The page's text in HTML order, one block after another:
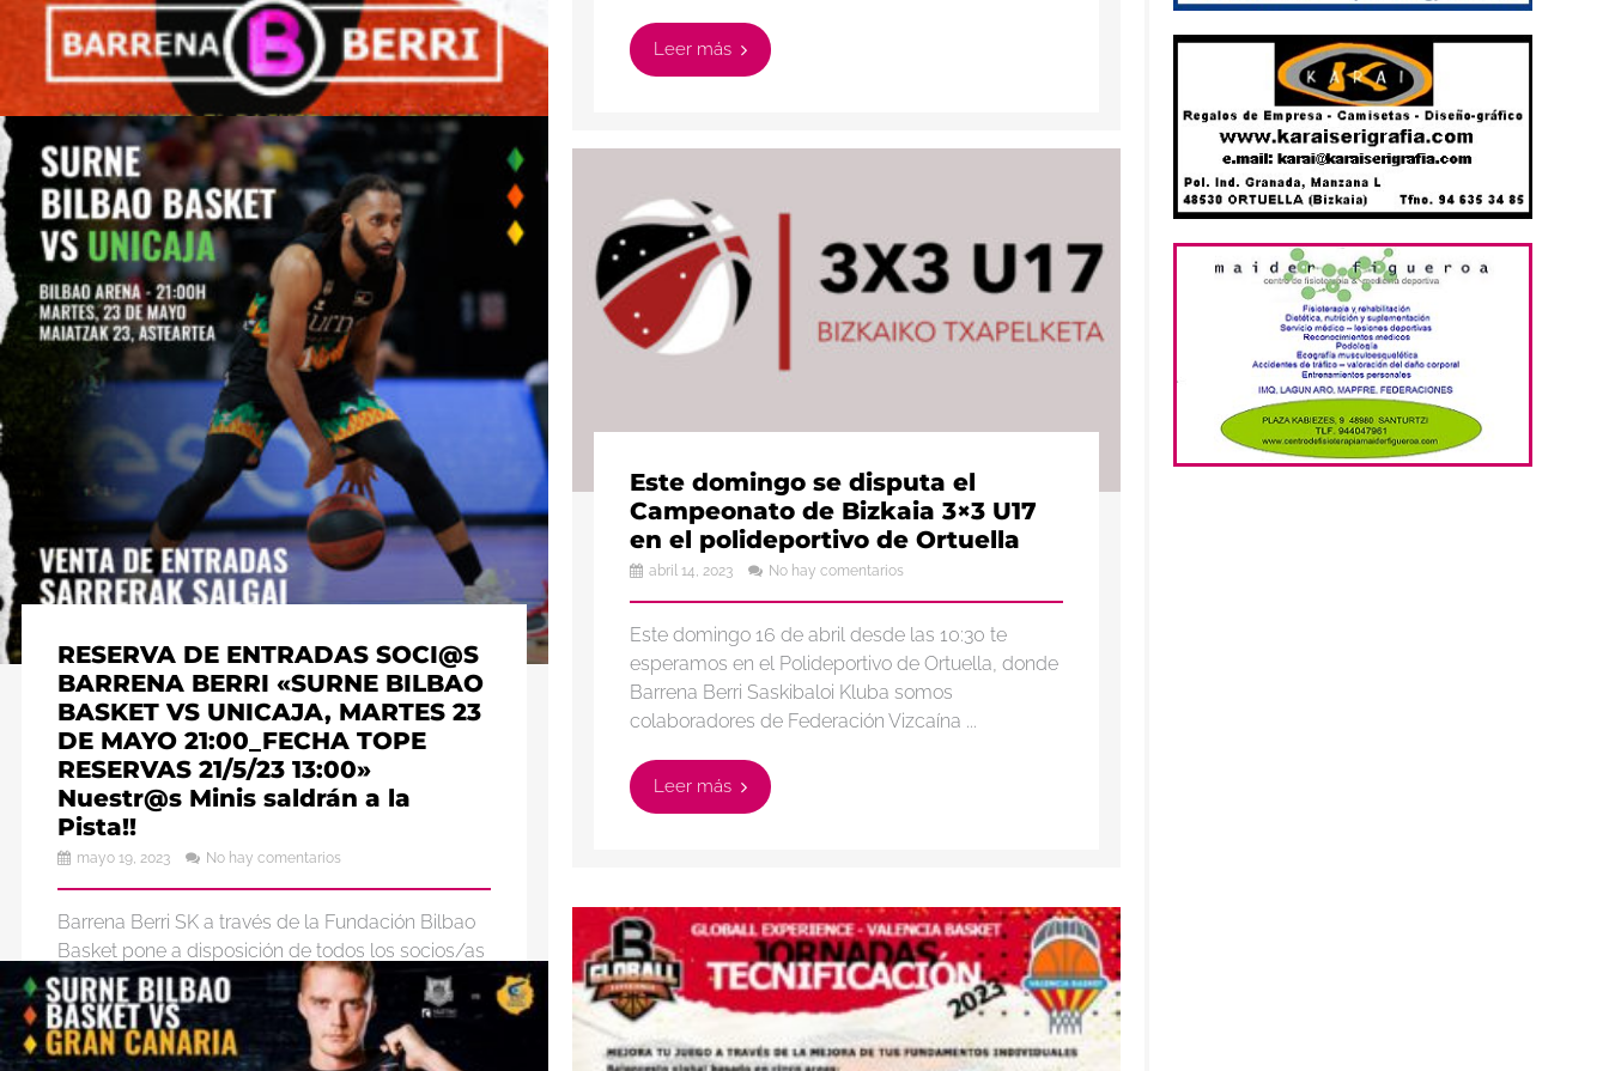
Leer más
Plazo de pre-inscripciones
abiertas para antiguos y nuevos
jugadores/as temporada 2023/24!
junio 21, 2023 No hay comentarios
Desde hoy y hasta el 2 de Julio abrimos el plazo
de para poder reservar plaza de jugador/a en
Barrena Berri para la nueva temporada ...
Leer más
RESERVA DE ENTRADAS SOCI@S
BARRENA BERRI «SURNE BILBAO
BASKET VS UNICAJA, MARTES 23
DE MAYO 21:00_FECHA TOPE
RESERVAS 21/5/23 13:00»
Nuestr@s Minis saldrán a la
Pista!!
mayo 19, 2023 No hay comentarios
Barrena Berri SK a través de la Fundación Bilbao
Basket pone a disposición de todos los socios/as
del club, entradas en el anillo 4 por ...
Leer más
Este domingo se disputa el
Campeonato de Bizkaia 3×3 U17
en el polideportivo de Ortuella
abril 14, 2023 No hay comentarios
Este domingo 16 de abril desde las 10:30 te
esperamos en el Polideportivo de Ortuella, donde
Barrena Berri Saskibaloi Kluba somos
colaboradores de Federación Vizcaína ...
Leer más